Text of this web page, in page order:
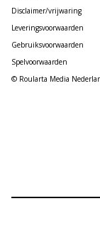
Disclaimer/vrijwaring
Leveringsvoorwaarden
Gebruiksvoorwaarden
Spelvoorwaarden
© Roularta Media